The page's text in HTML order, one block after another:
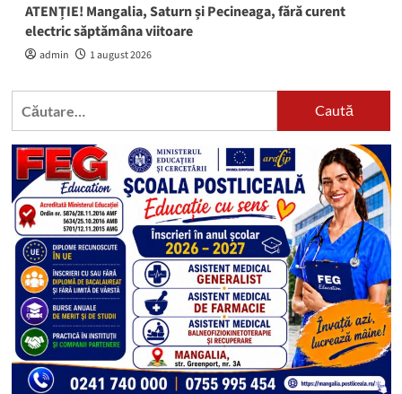
ATENȚIE! Mangalia, Saturn și Pecineaga, fără curent
electric săptămâna viitoare
admin 1 august 2026
Caută